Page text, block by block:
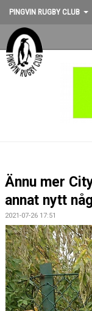
PINGVIN RUGBY CLUB
HEM
BILDGALLERI
MATCHER
ÖVRIGT
ENGLISH
Ännu mer
annat nytt
2021-07-26 17:51